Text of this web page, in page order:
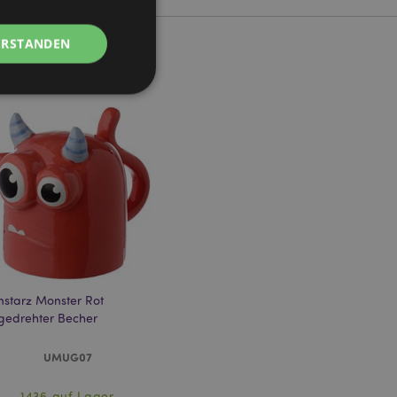
Monster Rot
Becher
UMUG07
Dienst
für
Cookie-Banner
das
ist eine